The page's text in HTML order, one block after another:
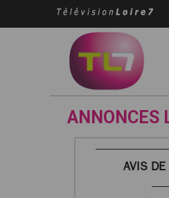
ANNONCES
AVIS DE